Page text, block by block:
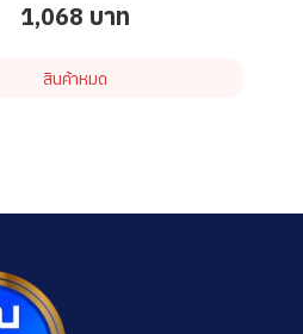
1,068 บาท
สินค้าหมด